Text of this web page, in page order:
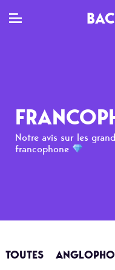
Clips
Live
Notre avis sur les
francophone
TOUTES